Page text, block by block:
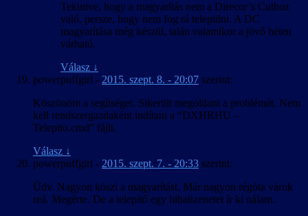
Tekintve, hogy a magyarítás nem a Direcor’s Cuthoz
való, persze, hogy nem fog rá települni. A DC
magyarítása még készül, talán valamikor a jövő héten
várható.
Válasz ↓
powerpuffgirl - 2015. szept. 8. - 20:07 szerint:
Köszönöm a segítséget. Sikerült megoldani a problémát. Nem
kell rendszergazdaként indítani a “DXHRHU –
Telepito.cmd” fájlt.
Válasz ↓
powerpuffgirl - 2015. szept. 7. - 20:33 szerint:
Üdv. Nagyon köszi a magyarítást. Már nagyon régóta várok
reá. Megérte. De a telepítő egy hibaüzenetet ír ki nálam.